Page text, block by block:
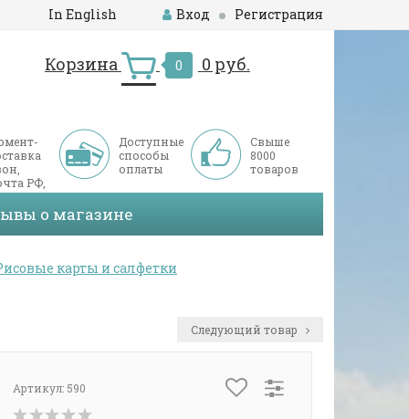
In English Вход Регистрация
Корзина 0 0 руб.
РФ,
Доступные
способы
оплаты
Свыше
8000
товаров
о магазине
карты и салфетки
Следующий товар
Артикул: 590